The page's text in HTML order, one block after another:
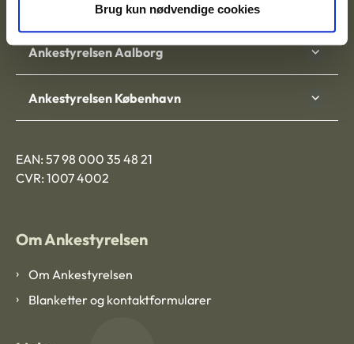
Brug kun nødvendige cookies
Ankestyrelsen Aalborg
Ankestyrelsen København
EAN: 57 98 000 35 48 21
CVR: 1007 4002
Om Ankestyrelsen
Om Ankestyrelsen
Blanketter og kontaktformularer